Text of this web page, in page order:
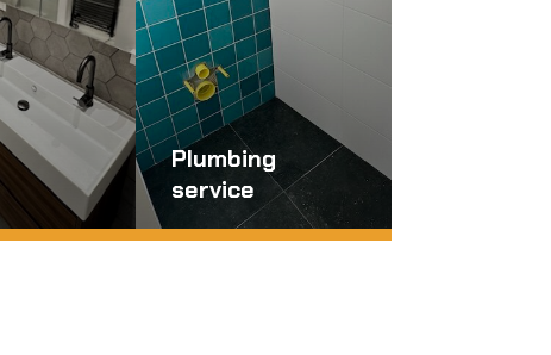
Plumbing
service